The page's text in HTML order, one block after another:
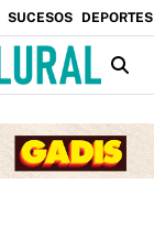
SUCESOS DEPORTES